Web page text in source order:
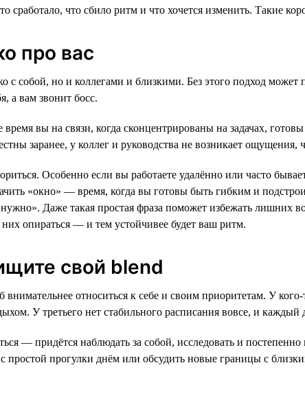
сработало, что сбило ритм и что хочется изменить. Такие
про вас
с собой, но и коллегами и близкими. Без этого подход может
а вам звонит босс.
вы на связи, когда сконцентрированы на задачах,
заранее, у коллег и руководства не возникает ощущения,
Особенно если вы работаете удалённо или часто
«окно» — время, когда вы готовы быть гибким и
Даже такая простая фраза поможет избежать лишних
опираться — и тем устойчивее будет ваш ритм.
свой blend
относиться к себе и своим приоритетам. У
У третьего нет стабильного расписания вовсе, и каждый
— придётся наблюдать за собой, исследовать и
простой прогулки днём или обсудить новые границы с